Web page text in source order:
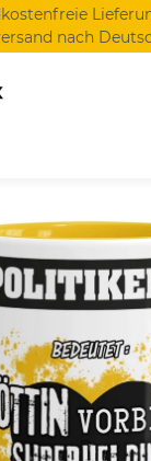
nach